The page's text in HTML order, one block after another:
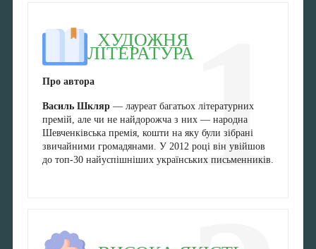
1
ХУДОЖНЯ
ЛІТЕРАТУРА
Про автора
Василь Шкляр— лауреат багатьох літературних
премій, але чи не найдорожча з них — народна
Шевченківська премія, кошти на яку були зібрані
звичайними громадянами. У 2012 році він увійшов
до топ-30 найуспішніших українських письменників.